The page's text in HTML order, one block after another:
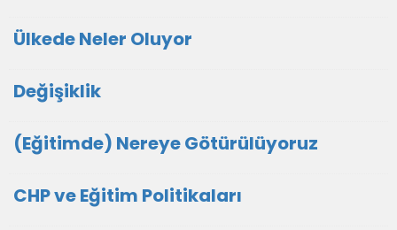
Ülkede Neler Oluyor
Değişiklik
(Eğitimde) Nereye Götürülüyoruz
CHP ve Eğitim Politikaları